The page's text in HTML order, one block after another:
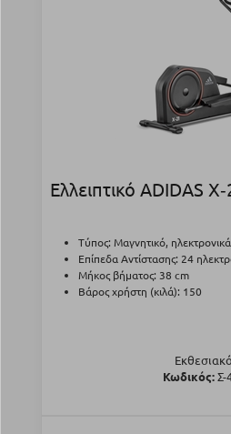
Ελλειπτικό ADIDAS
Τύπος: Μαγνητικό,
Επίπεδα Αντίστασης: 24
Μήκος βήματος: 38 cm
Βάρος χρήστη (κιλά): 150
Εκθεσιακό
Κωδικός:Σ-